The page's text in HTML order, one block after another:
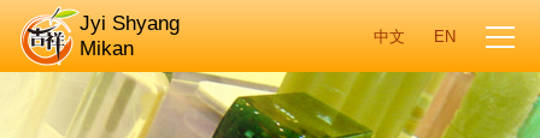
Jyi Shyang
Mikan